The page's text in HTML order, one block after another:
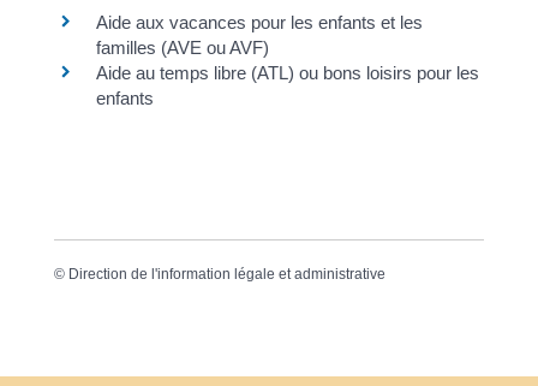
Aide aux vacances pour les enfants et les
familles (AVE ou AVF)
Aide au temps libre (ATL) ou bons loisirs pour les
enfants
© Direction de l'information légale et administrative